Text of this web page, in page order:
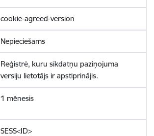
cookie-agreed-version
Nepieciešams
Reģistrē, kuru sīkdatņu paziņojuma
versiju lietotājs ir apstiprinājis.
1 mēnesis
SESS<ID>